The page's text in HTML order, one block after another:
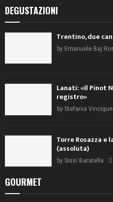
DEGUSTAZIONI
Trentino, due
by Emanuele Baj
Lanati: «Il Pinot
registro»
by Stefania
Torre Rosazza e
(assoluta)
by Sissi Baratella
GOURMET